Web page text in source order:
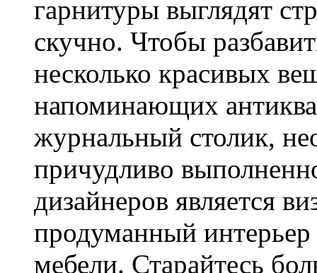
гарнитуры выглядят
скучно. Чтобы
несколько красивых
напоминающих
журнальный столик,
причудливо
дизайнеров является
продуманный
мебели. Старайтесь